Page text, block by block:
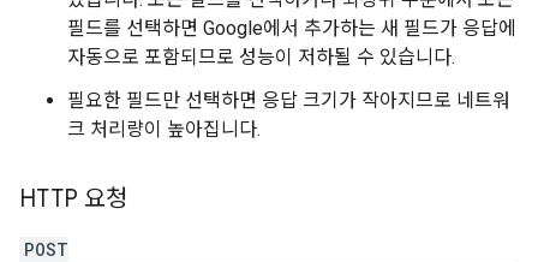
필드를 선택하면 Google에서 추가하는 새 필드가 응답에
자동으로 포함되므로 성능이 저하될 수 있습니다.
필요한 필드만 선택하면 응답 크기가 작아지므로 네트워
크 처리량이 높아집니다.
HTTP 요청
POST